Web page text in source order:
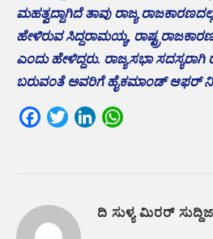
ಮಹತ್ವದ್ದಾಗಿದೆ ತಾವು ರಾಜ್ಯ
ಹೇಳಿರುವ ಸಿದ್ದರಾಮಯ್ಯ,
ಎಂದು ಹೇಳಿದ್ದರು. ರಾಜ್ಯಸಭಾ ಸದಸ್ಯರಾಗಿ
ಬರುವಂತೆ ಅವರಿಗೆ ಹೈಕಮಾಂಡ್ ಆಫರ್
FacebookTwitterLinkedIn
ದಿ ಸುಳ್ಯ ಮಿರರ್